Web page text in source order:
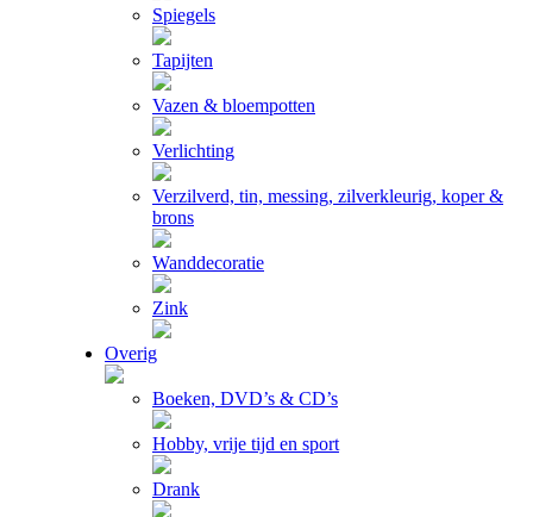
Spiegels
Tapijten
Vazen & bloempotten
Verlichting
Verzilverd, tin, messing, zilverkleurig, koper &
brons
Wanddecoratie
Zink
Overig
Boeken, DVD’s & CD’s
Hobby, vrije tijd en sport
Drank